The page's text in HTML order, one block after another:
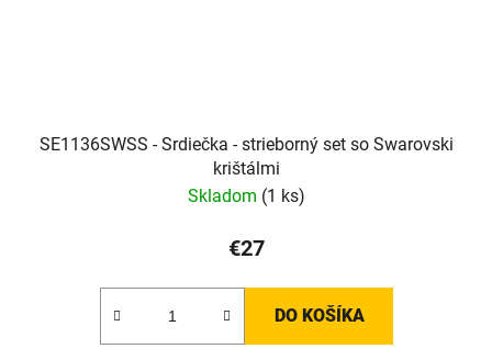
SE1136SWSS - Srdiečka - strieborný set so Swarovski
krištálmi
Skladom (1 ks)
€27
DO KOŠÍKA